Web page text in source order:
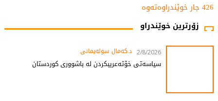
426 جار خوێندراوەتەوە
زۆرترین خوێندراو
2/8/2026 د.کەمال سولەیمانی
سیاسەتی خۆتەعریبکردن لە باشووری کوردستان